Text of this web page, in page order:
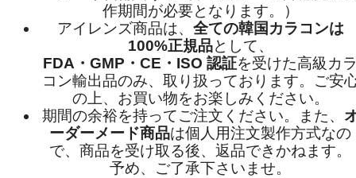
作期間が必要となります。）
アイレンズ商品は、 全ての韓国カラコンは
100%正規品として、
FDA・GMP・CE・ISO 認証を受けた高級カ
コン輸出品のみ、取り扱っております。ご安
の上、お買い物をお楽しみください。
期間の余裕を持ってご注文ください。また、
ーダーメード商品は個人用注文製作方式なの
で、商品を受け取る後、返品できかねます。
予め、ご了承下さいませ。